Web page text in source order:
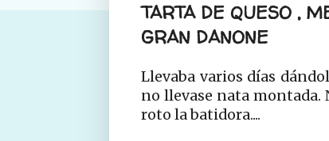
TARTA DE QUESO ,
GRAN DANONE
Llevaba varios días
no llevase nata montada.
roto la batidora....